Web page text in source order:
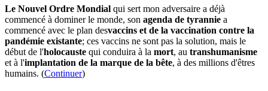
Le Nouvel Ordre Mondial qui sert mon adversaire a déjà
commencé à dominer le monde, son agenda de tyrannie a
commencé avec le plan desvaccins et de la vaccination contre la
pandémie existante; ces vaccins ne sont pas la solution, mais le
début de l'holocauste qui conduira à la mort, au transhumanisme
et à l'implantation de la marque de la bête, à des millions d'êtres
humains. (Continuer)